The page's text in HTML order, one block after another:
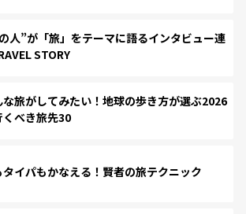
人”が「旅」をテーマに語るインタビュー連
STORY
旅がしてみたい！地球の歩き方が選ぶ2026
べき旅先30
タイパもかなえる！賢者の旅テクニック